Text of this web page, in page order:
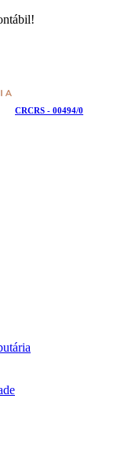
CRCRS - 00494/0